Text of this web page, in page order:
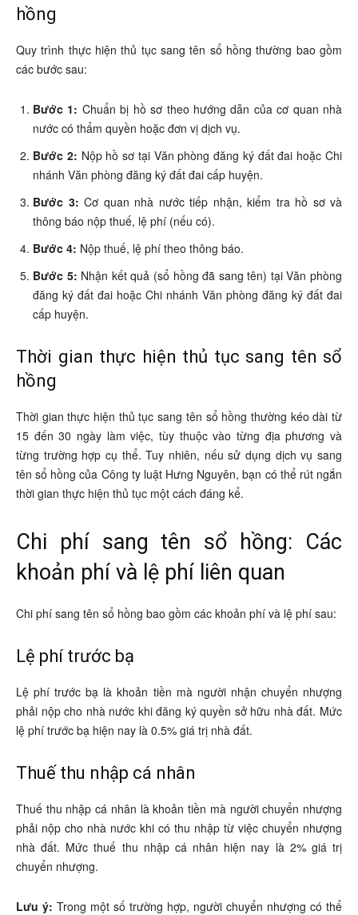
hồng
Quy trình thực hiện thủ tục sang tên sổ hồng thường bao gồm
các bước sau:
Bước 1: Chuẩn bị hồ sơ theo hướng dẫn của cơ quan nhà
nước có thẩm quyền hoặc đơn vị dịch vụ.
Bước 2: Nộp hồ sơ tại Văn phòng đăng ký đất đai hoặc Chi
nhánh Văn phòng đăng ký đất đai cấp huyện.
Bước 3: Cơ quan nhà nước tiếp nhận, kiểm tra hồ sơ và
thông báo nộp thuế, lệ phí (nếu có).
Bước 4: Nộp thuế, lệ phí theo thông báo.
Bước 5: Nhận kết quả (sổ hồng đã sang tên) tại Văn phòng
đăng ký đất đai hoặc Chi nhánh Văn phòng đăng ký đất đai
cấp huyện.
Thời gian thực hiện thủ tục sang tên sổ
hồng
Thời gian thực hiện thủ tục sang tên sổ hồng thường kéo dài từ
15 đến 30 ngày làm việc, tùy thuộc vào từng địa phương và
từng trường hợp cụ thể. Tuy nhiên, nếu sử dụng dịch vụ sang
tên sổ hồng của Công ty luật Hưng Nguyên, bạn có thể rút ngắn
thời gian thực hiện thủ tục một cách đáng kể.
Chi phí sang tên sổ hồng: Các
khoản phí và lệ phí liên quan
Chi phí sang tên sổ hồng bao gồm các khoản phí và lệ phí sau:
Lệ phí trước bạ
Lệ phí trước bạ là khoản tiền mà người nhận chuyển nhượng
phải nộp cho nhà nước khi đăng ký quyền sở hữu nhà đất. Mức
lệ phí trước bạ hiện nay là 0.5% giá trị nhà đất.
Thuế thu nhập cá nhân
Thuế thu nhập cá nhân là khoản tiền mà người chuyển nhượng
phải nộp cho nhà nước khi có thu nhập từ việc chuyển nhượng
nhà đất. Mức thuế thu nhập cá nhân hiện nay là 2% giá trị
chuyển nhượng.
Lưu ý: Trong một số trường hợp, người chuyển nhượng có thể